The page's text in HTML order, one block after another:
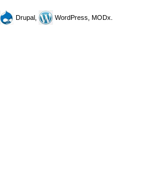
Drupal, WordPress, MODx.